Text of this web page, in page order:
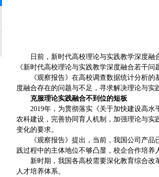
日前，新时代高校理论与实践教学深度
《新时代高校理论与实践教学深度融合若干
《观察报告》在高校调查数据统计分析
度融合存在的问题与不足，寻求解决理论与实
克服理论实践融合不到位的短板
2019年，为贯彻落实《关于加快建设高
农科建设，完善协同育人机制，加强理论与
变化的要求。
《观察报告》提出，当前，我国公司产
践过程中的主体地位不够凸显，校企合作培养
新时期，我国各高校需要深化教育综合
人才培养体系。